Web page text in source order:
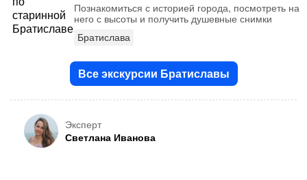
Познакомиться с историей города, посмотреть на
него с высоты и получить душевные снимки
Братислава
Все экскурсии Братиславы
Эксперт
Светлана Иванова